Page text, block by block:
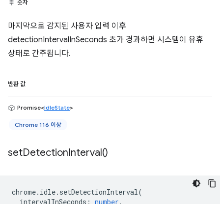
숫자
마지막으로 감지된 사용자 입력 이후
detectionIntervalInSeconds 초가 경과하면 시스템이 유휴
상태로 간주됩니다.
반환 값
Promise<IdleState>
Chrome 116 이상
setDetectionInterval()
chrome. idle. setDetectionInterval(
intervalInSeconds : number,